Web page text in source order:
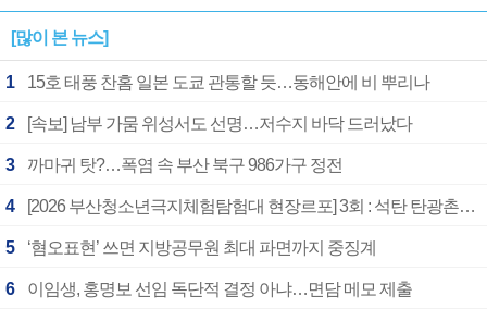
[많이 본 뉴스]
1 15호 태풍 찬홈 일본 도쿄 관통할 듯…동해안에 비 뿌리나
2 [속보] 남부 가뭄 위성서도 선명…저수지 바닥 드러났다
3 까마귀 탓?…폭염 속 부산 북구 986가구 정전
4 [2026 부산청소년극지체험탐험대 현장르포] 3회 : 석탄 탄광촌에서 북극 연구의 중심지로
5 ‘혐오표현’ 쓰면 지방공무원 최대 파면까지 중징계
6 이임생, 홍명보 선임 독단적 결정 아냐…면담 메모 제출